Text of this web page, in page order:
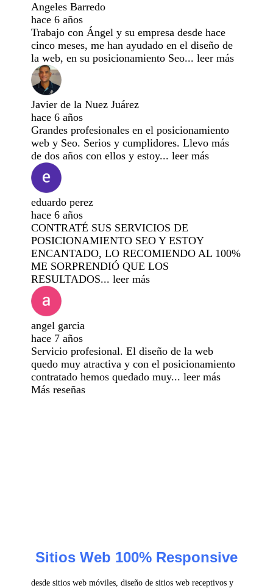
Angeles Barredo
hace 6 años
Trabajo con Ángel y su empresa desde hace
cinco meses, me han ayudado en el diseño de
la web, en su posicionamiento Seo...leer más
Javier de la Nuez Juárez
hace 6 años
Grandes profesionales en el posicionamiento
web y Seo. Serios y cumplidores. Llevo más
de dos años con ellos y estoy...leer más
eduardo perez
hace 6 años
CONTRATÉ SUS SERVICIOS DE
POSICIONAMIENTO SEO Y ESTOY
ENCANTADO, LO RECOMIENDO AL 100%
ME SORPRENDIÓ QUE LOS
RESULTADOS...leer más
angel garcia
hace 7 años
Servicio profesional. El diseño de la web
quedo muy atractiva y con el posicionamiento
contratado hemos quedado muy...leer más
Más reseñas
Sitios Web 100% Responsive
desde sitios web móviles, diseño de sitios web receptivos y